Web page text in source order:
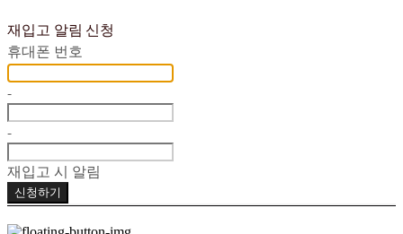
재입고 알림 신청
휴대폰 번호
-
-
재입고 시 알림
신청하기